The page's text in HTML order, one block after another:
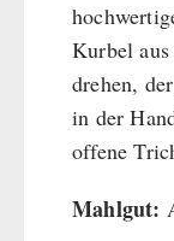
Notrationen
Trinkwasser
Frühstück
Suppen
Ergänzungs-
Kurbel
drehen,
in der
offene
Mahlgut: